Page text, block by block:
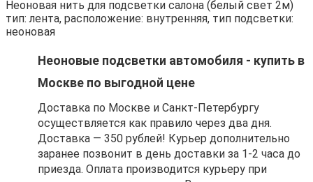
Неоновая нить для подсветки салона (белый свет 2м)
тип: лента, расположение: внутренняя, тип подсветки:
неоновая
Неоновые подсветки автомобиля - купить в
Москве по выгодной цене
Доставка по Москве и Санкт-Петербургу
осуществляется как правило через два дня.
Доставка — 350 рублей! Курьер дополнительно
заранее позвонит в день доставки за 1-2 часа до
приезда. Оплата производится курьеру при